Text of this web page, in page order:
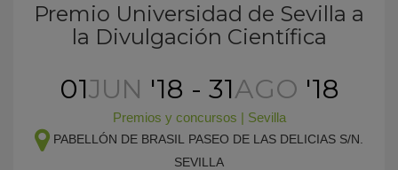
Premio Universidad de Sevilla a
la Divulgación Científica
01JUN '18 - 31AGO '18
Premios y concursos | Sevilla
PABELLÓN DE BRASIL
PASEO DE LAS DELICIAS S/N.
SEVILLA